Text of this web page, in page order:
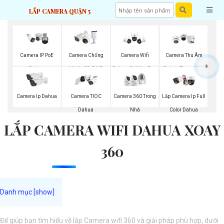
LẮP CAMERA QUẬN 5
Camera IP PoE
Dahua
Camera Chống
Nhiễu 3D-DNR
Dahua
Camera Wifi
Dahua Có Màu Ban
Đêm
Camera Thu Âm
Dahua Trong Nhà
Camera Ip Dahua Camera TIOC
Dahua
Camera 360 Trong
Nhà
Lắp Camera Ip Full
Color Dahua
LẮP CAMERA WIFI DAHUA XOAY
360
Để giúp bạn tìm hiểu về lắp Camera wifi 360 và giải pháp phù hợp, dưới